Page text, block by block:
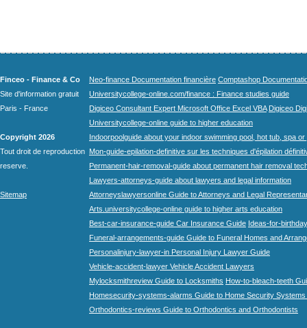
Finceo - Finance & Co
Site d'information gratuit
Paris - France
Copyright 2026
Tout droit de reproduction
reserve.
Sitemap
Neo-finance Documentation financière Comptashop
Universitycollege-online.com/finance : Finance studies guide
Digiceo Consultant Expert Microsoft Office Excel VBA Digiceo
Universitycollege-online guide to higher education
Indoorpoolguide about your indoor swimming pool, hot tub, spa
Mon-guide-epilation-definitive sur les techniques d'épilation
Permanent-hair-removal-guide about permanent hair removal
Lawyers-attorneys-guide about lawyers and legal information
Attorneyslawyersonline Guide to Attorneys and Legal
Arts.universitycollege-online guide to higher arts education
Best-car-insurance-guide Car Insurance Guide Ideas-for-
Funeral-arrangements-guide Guide to Funeral Homes and
Personalinjury-lawyer-in Personal Injury Lawyer Guide
Vehicle-accident-lawyer Vehicle Accident Lawyers
Mylocksmithreview Guide to Locksmiths How-to-bleach-teeth
Homesecurity-systems-alarms Guide to Home Security Systems
Orthodontics-reviews Guide to Orthodontics and Orthodontists